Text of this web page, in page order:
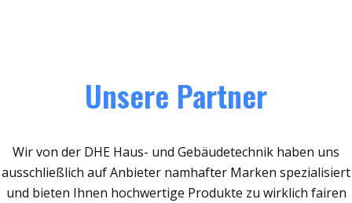
Unsere Partner
Wir von der DHE Haus- und Gebäudetechnik haben uns
ausschließlich auf Anbieter namhafter Marken spezialisiert
und bieten Ihnen hochwertige Produkte zu wirklich fairen